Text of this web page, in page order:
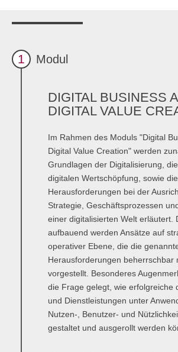
Master of Science - Industrielles
Master of Science - ÖPNV und Mobilität
Master in Bildungsmanagement
Bewerben Übersicht
Master of Science Wind Energy Systems
Bewerben Übersicht
Wind Energy Systems (WES) - Diploma of
Anmelden Übersicht
Digital Business
1 Modul
DIGITAL BUSINESS
DIGITAL VALUE
Im Rahmen des Moduls "Digital
Digital Value Creation" werden
Grundlagen der Digitalisierung,
digitalen Wertschöpfung, sowie die
Herausforderungen bei der
Strategie, Geschäftsprozessen
einer digitalisierten Welt erläutert.
aufbauend werden Ansätze auf
operativer Ebene, die die
Herausforderungen beherrschbar
vorgestellt. Besonderes
die Frage gelegt, wie erfolgreiche
und Dienstleistungen unter
Nutzen-, Benutzer- und
gestaltet und ausgerollt werden